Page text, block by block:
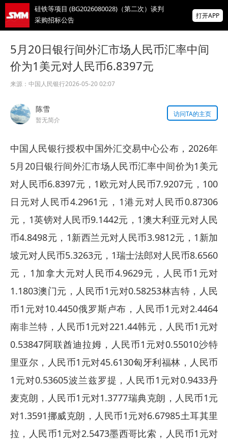
硅铁等项目 (BG2026080028)（第二次）谈判
采购招标公告
安安新材邀您共聚2026变形镁合金技术与市
场研讨会暨产需对接会
为有色行业打造的神器
打开APP
5月20日银行间外汇市场人民币汇率中间
价为1美元对人民币6.8397元
来源： 中国人民银行2026-05-20 02:07
陈雪
暂无简介
访问TA的主页
中国人民银行授权中国外汇交易中心公布，2026年
5月20日银行间外汇市场人民币汇率中间价为1美元
对人民币6.8397元，1欧元对人民币7.9207元，100
日元对人民币4.2961元，1港元对人民币0.87306
元，1英镑对人民币9.1442元，1澳大利亚元对人民
币4.8498元，1新西兰元对人民币3.9812元，1新加
坡元对人民币5.3263元，1瑞士法郎对人民币8.6560
元，1加拿大元对人民币4.9629元，人民币1元对
1.1803澳门元，人民币1元对0.58253林吉特，人民
币1元对10.4450俄罗斯卢布，人民币1元对2.4464
南非兰特，人民币1元对221.44韩元，人民币1元对
0.53847阿联酋迪拉姆，人民币1元对0.55010沙特
里亚尔，人民币1元对45.6130匈牙利福林，人民币
1元对0.53605波兰兹罗提，人民币1元对0.9433丹
麦克朗，人民币1元对1.3777瑞典克朗，人民币1元
对1.3591挪威克朗，人民币1元对6.67985土耳其里
拉，人民币1元对2.5473墨西哥比索，人民币1元对